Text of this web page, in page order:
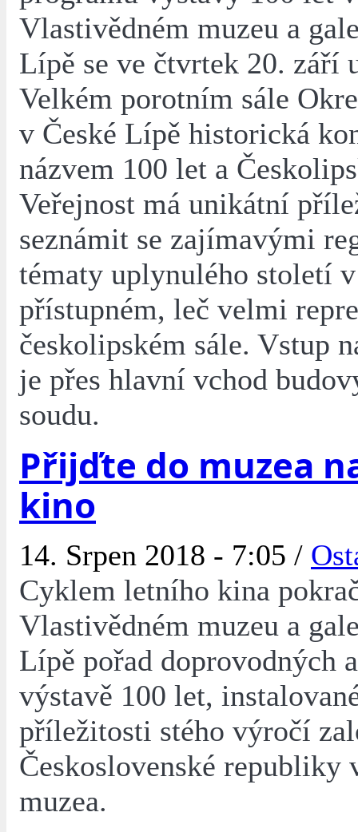
Vlastivědném muzeu a
Lípě se ve čtvrtek 20. září
Velkém porotním sále
v České Lípě historická
názvem 100 let a
Veřejnost má unikátní
seznámit se zajímavými
tématy uplynulého století
přístupném, leč velmi
českolipském sále. Vstup
je přes hlavní vchod
soudu.
Přijďte do muzea
kino
14. Srpen 2018 - 7:05 /
Cyklem letního kina
Vlastivědném muzeu a
Lípě pořad doprovodných
výstavě 100 let,
příležitosti stého výročí
Československé republiky
muzea.